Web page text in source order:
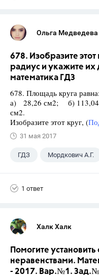
Ольга Медведева
678. Изобразите
радиус и укажите
математика ГДЗ
678. Площадь круга равна:
а) 28,26 см2; б)
см2.
Изобразите этот круг, (
31 мая 2017
ГДЗ Мордкович А.Г.
1 ответ
Халк Халк
Помогите
неравенствами.
- 2017. Вар.№1.